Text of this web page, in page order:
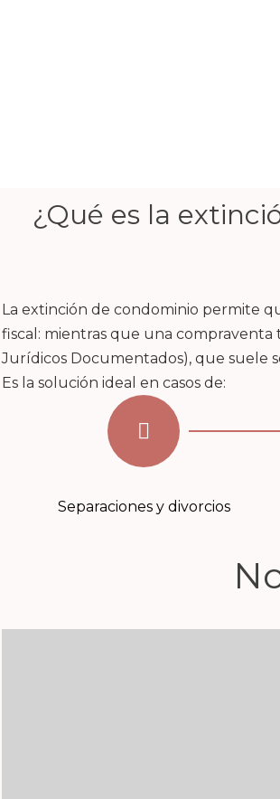
¿Qué es la
La extinción de condominio permite
fiscal: mientras que una compraventa
Jurídicos Documentados), que suele
Es la solución ideal en casos de:
Separaciones y divorcios